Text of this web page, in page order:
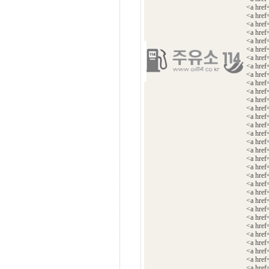
<a
<a
<a
<a
<a
<a
<a
<a
<a
<a
<a
<a
<a
<a
<a
<a
<a
<a
<a
<a
<a
<a
<a
<a
<a
<a
<a
<a
<a
<a
<a